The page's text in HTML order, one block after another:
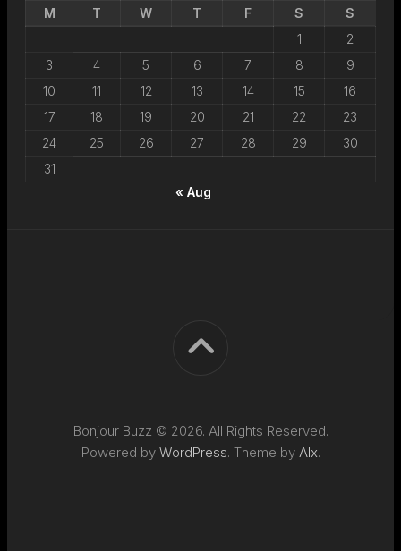
M
T W T F S
S
1
2
3
4 5 6 7 8
9
10
11 12 13 14 15
16
17
18 19 20 21 22
23
24
25 26 27 28 29
30
31
« Aug
Bonjour Buzz © 2026. All Rights Reserved.
Powered by WordPress. Theme by Alx.